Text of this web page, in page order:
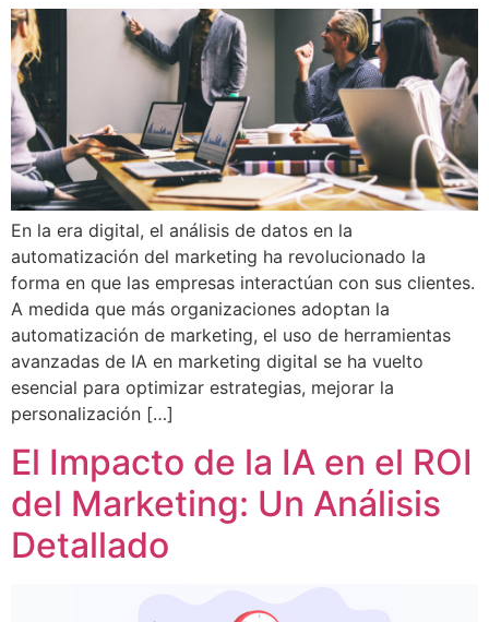
En la era digital, el análisis de datos en la
automatización del marketing ha revolucionado la
forma en que las empresas interactúan con sus clientes.
A medida que más organizaciones adoptan la
automatización de marketing, el uso de herramientas
avanzadas de IA en marketing digital se ha vuelto
esencial para optimizar estrategias, mejorar la
personalización […]
El Impacto de la IA en el ROI
del Marketing: Un Análisis
Detallado